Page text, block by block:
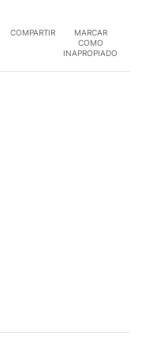
COMPARTIR
MARCAR
COMO
INAPROPIADO